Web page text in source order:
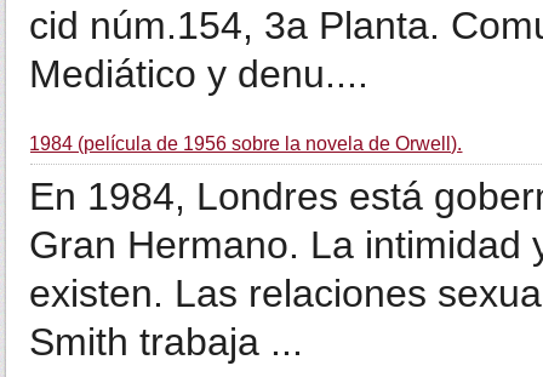
cid núm.154, 3a Planta.
Mediático y denu....
1984 (película de 1956 sobre la novela de Orwell).
En 1984, Londres está
Gran Hermano. La intimidad
existen. Las relaciones
Smith trabaja ...